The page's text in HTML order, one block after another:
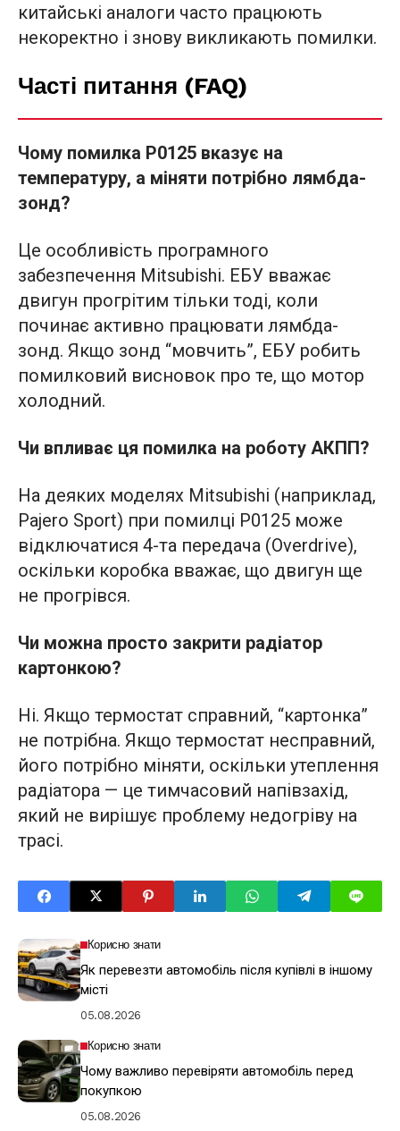
китайські аналоги часто працюють
некоректно і знову викликають помилки.
Часті питання (FAQ)
Чому помилка P0125 вказує на
температуру, а міняти потрібно лямбда-
зонд?
Це особливість програмного
забезпечення Mitsubishi. ЕБУ вважає
двигун прогрітим тільки тоді, коли
починає активно працювати лямбда-
зонд. Якщо зонд “мовчить”, ЕБУ робить
помилковий висновок про те, що мотор
холодний.
Чи впливає ця помилка на роботу АКПП?
На деяких моделях Mitsubishi (наприклад,
Pajero Sport) при помилці P0125 може
відключатися 4-та передача (Overdrive),
оскільки коробка вважає, що двигун ще
не прогрівся.
Чи можна просто закрити радіатор
картонкою?
Ні. Якщо термостат справний, “картонка”
не потрібна. Якщо термостат несправний,
його потрібно міняти, оскільки утеплення
радіатора — це тимчасовий напівзахід,
який не вирішує проблему недогріву на
трасі.
Корисно знати
Як перевезти автомобіль після купівлі в іншому
місті
05.08.2026
Корисно знати
Чому важливо перевіряти автомобіль перед
покупкою
05.08.2026